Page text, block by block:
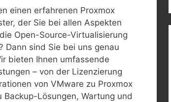
einen erfahrenen Proxmox
der Sie bei allen Aspekten
Open-Source-Virtualisierung
Dann sind Sie bei uns genau
bieten Ihnen umfassende
– von der Lizenzierung
von VMware zu Proxmox
Backup-Lösungen, Wartung und